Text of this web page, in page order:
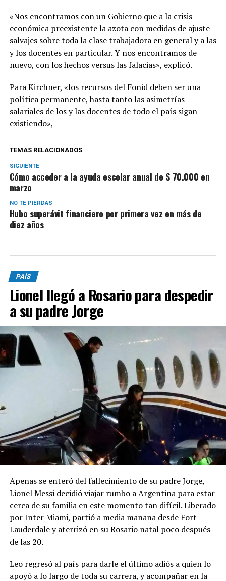
«Nos encontramos con un Gobierno que a la crisis
económica preexistente la azota con medidas de ajuste
salvajes sobre toda la clase trabajadora en general y a las
y los docentes en particular. Y nos encontramos de
nuevo, con los hechos versus las falacias», explicó.
Para Kirchner, «los recursos del Fonid deben ser una
política permanente, hasta tanto las asimetrías
salariales de los y las docentes de todo el país sigan
existiendo»,
TEMAS RELACIONADOS
SIGUIENTE
Cómo acceder a la ayuda escolar anual de $ 70.000 en
marzo
NO TE PIERDAS
Hubo superávit financiero por primera vez en más de
diez años
PAÍS
Lionel llegó a Rosario para despedir
a su padre Jorge
Apenas se enteró del fallecimiento de su padre Jorge,
Lionel Messi decidió viajar rumbo a Argentina para estar
cerca de su familia en este momento tan difícil. Liberado
por Inter Miami, partió a media mañana desde Fort
Lauderdale y aterrizó en su Rosario natal poco después
de las 20.
Leo regresó al país para darle el último adiós a quien lo
apoyó a lo largo de toda su carrera, y acompañar en la